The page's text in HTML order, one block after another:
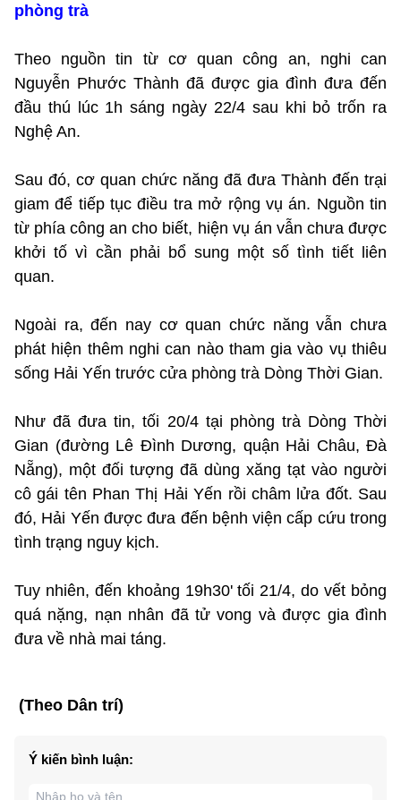
phòng trà
Theo nguồn tin từ cơ quan công an, nghi can
Nguyễn Phước Thành đã được gia đình đưa đến
đầu thú lúc 1h sáng ngày 22/4 sau khi bỏ trốn ra
Nghệ An.
Sau đó, cơ quan chức năng đã đưa Thành đến trại
giam để tiếp tục điều tra mở rộng vụ án. Nguồn tin
từ phía công an cho biết, hiện vụ án vẫn chưa được
khởi tố vì cần phải bổ sung một số tình tiết liên
quan.
Ngoài ra, đến nay cơ quan chức năng vẫn chưa
phát hiện thêm nghi can nào tham gia vào vụ thiêu
sống Hải Yến trước cửa phòng trà Dòng Thời Gian.
Như đã đưa tin, tối 20/4 tại phòng trà Dòng Thời
Gian (đường Lê Đình Dương, quận Hải Châu, Đà
Nẵng), một đối tượng đã dùng xăng tạt vào người
cô gái tên Phan Thị Hải Yến rồi châm lửa đốt. Sau
đó, Hải Yến được đưa đến bệnh viện cấp cứu trong
tình trạng nguy kịch.
Tuy nhiên, đến khoảng 19h30' tối 21/4, do vết bỏng
quá nặng, nạn nhân đã tử vong và được gia đình
đưa về nhà mai táng.
(Theo Dân trí)
Ý kiến bình luận: